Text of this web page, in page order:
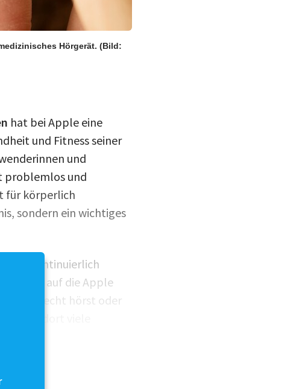
Hörgerät. (Bild:
hat bei Apple eine
und Fitness seiner
und
problemlos und
für körperlich
sondern ein wichtiges
kontinuierlich
oder auf die Apple
schlecht hörst oder